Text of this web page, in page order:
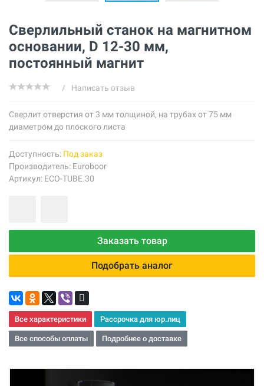
Сверлильный станок на магнитном
основании, D 12-30 мм,
постоянный магнит
/ Написать отзыв
Сверлит отверстия от 3 мм толщиной, на трубах от 75 мм
диаметром до плоского листа
Доступность: Под заказ
Производитель: Euroboor
Артикул: ECO-TUBE.30
Заказать товар
Подобрать аналог
Все характеристики Рассрочка для юр.лиц
Все способы оплаты Подробнее о доставке